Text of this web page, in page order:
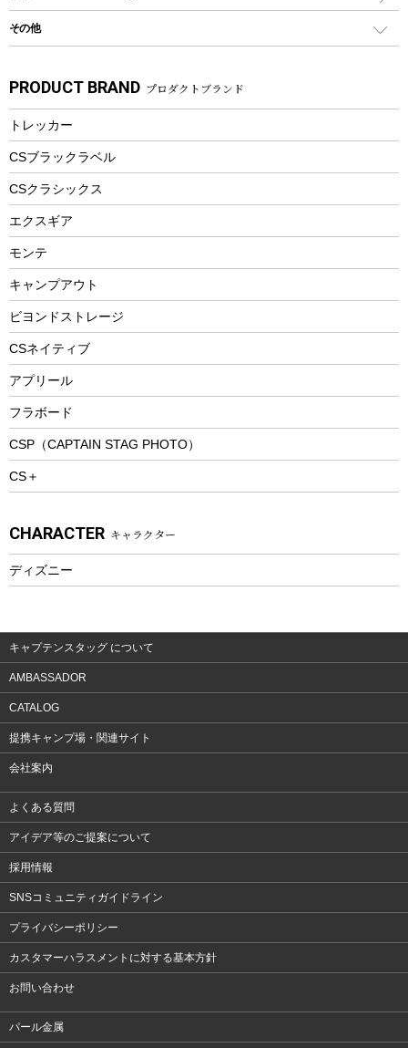
バーベキューツール
カトラリー
マグカップ、カップ
ステンレスボトル
フードボトル
トレー
ランチョンマット
ランチボックス
その他アウトドア雑貨
スプレー関係
ツール、他
パドル
ヘルメット
エアーポンプ
アクセサリー
シティサイクル
自転車ウェア
ラッシュガード
パラソル
フローティングベスト
ヘルメット
エアーポンプ
ビーチテント
ウィンター
スノーシュー
防寒ウェア
トレッキング
トレッキングアクセサリー
プレイグッズ
ウェルネス
ウェア、タオル
ウェア
その他
湯たんぽ
防災用品
PRODUCT BRAND プロダクトブランド
トレッカー
CSブラックラベル
CSクラシックス
エクスギア
モンテ
キャンプアウト
ビヨンドストレージ
CSネイティブ
アプリール
フラボード
CSP（CAPTAIN STAG PHOTO）
CS＋
CHARACTER キャラクター
ディズニー
キャプテンスタッグ について
AMBASSADOR
CATALOG
提携キャンプ場・関連サイト
会社案内
よくある質問
アイデア等のご提案について
採用情報
SNSコミュニティガイドライン
プライバシーポリシー
カスタマーハラスメントに対する基本方針
お問い合わせ
パール金属